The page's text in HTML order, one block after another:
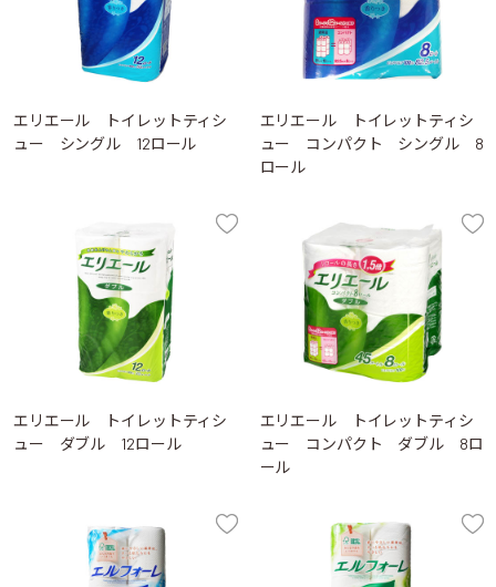
エリエール トイレットティシ
ュー シングル 12ロール
エリエール トイレットティシ
ュー コンパクト シングル 8
ロール
エリエール トイレットティシ
ュー ダブル 12ロール
エリエール トイレットティシ
ュー コンパクト ダブル 8ロ
ール